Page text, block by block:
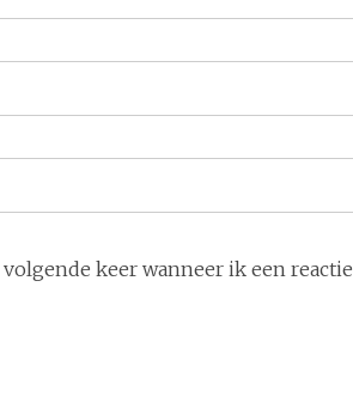
keer wanneer ik een reactie